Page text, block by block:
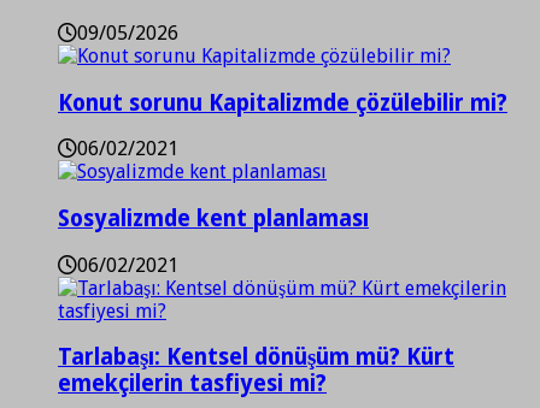
09/05/2026
Konut sorunu Kapitalizmde çözülebilir mi?
06/02/2021
Sosyalizmde kent planlaması
06/02/2021
Tarlabaşı: Kentsel dönüşüm mü? Kürt
emekçilerin tasfiyesi mi?